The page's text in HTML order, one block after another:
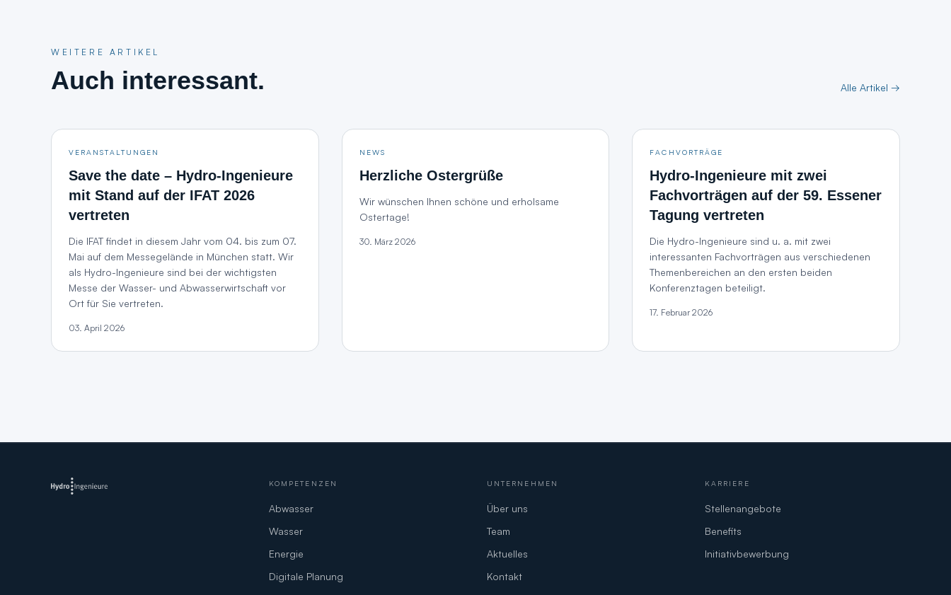
WEITERE ARTIKEL
Auch interessant. Alle Artikel →
VERANSTALTUNGEN
Save the date – Hydro-Ingenieure
mit Stand auf der IFAT 2026
vertreten
Die IFAT findet in diesem Jahr vom 04. bis zum 07.
Mai auf dem Messegelände in München statt. Wir
als Hydro-Ingenieure sind bei der wichtigsten
Messe der Wasser- und Abwasserwirtschaft vor
Ort für Sie vertreten.
03. April 2026
NEWS
Herzliche Ostergrüße
Wir wünschen Ihnen schöne und erholsame
Ostertage!
30. März 2026
FACHVORTRÄGE
Hydro-Ingenieure mit zwei
Fachvorträgen auf der 59. Essener
Tagung vertreten
Die Hydro-Ingenieure sind u. a. mit zwei
interessanten Fachvorträgen aus verschiedenen
Themenbereichen an den ersten beiden
Konferenztagen beteiligt.
17. Februar 2026
KOMPETENZEN
Abwasser
Wasser
Energie
Digitale Planung
UNTERNEHMEN
Über uns
Team
Aktuelles
Kontakt
KARRIERE
Stellenangebote
Benefits
Initiativbewerbung